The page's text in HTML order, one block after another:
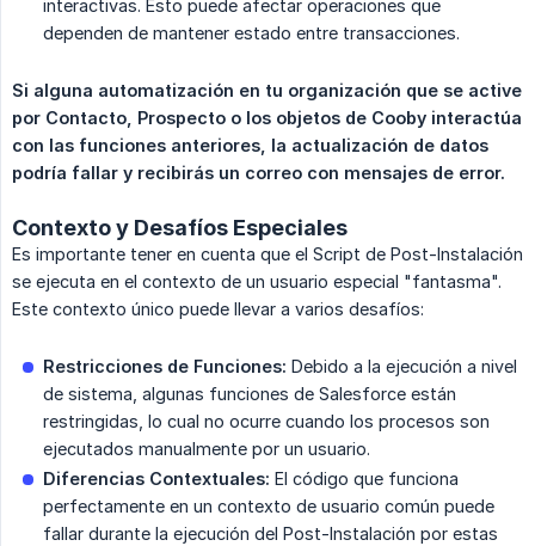
interactivas. Esto puede afectar operaciones que
dependen de mantener estado entre transacciones.
Si alguna automatización en tu organización que se active
por Contacto, Prospecto o los objetos de Cooby interactúa
con las funciones anteriores, la actualización de datos
podría fallar y recibirás un correo con mensajes de error.
Contexto y Desafíos Especiales
Es importante tener en cuenta que el Script de Post-Instalación
se ejecuta en el contexto de un usuario especial "fantasma".
Este contexto único puede llevar a varios desafíos:
Restricciones de Funciones: Debido a la ejecución a nivel
de sistema, algunas funciones de Salesforce están
restringidas, lo cual no ocurre cuando los procesos son
ejecutados manualmente por un usuario.
Diferencias Contextuales: El código que funciona
perfectamente en un contexto de usuario común puede
fallar durante la ejecución del Post-Instalación por estas